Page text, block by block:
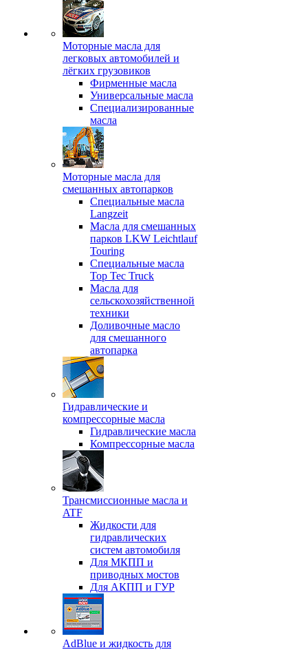
Моторные масла для
легковых автомобилей и
лёгких грузовиков
Фирменные масла
Универсальные масла
Специализированные
масла
Моторные масла для
смешанных автопарков
Специальные масла
Langzeit
Масла для смешанных
парков LKW Leichtlauf
Touring
Специальные масла
Top Tec Truck
Масла для
сельскохозяйственной
техники
Доливочные масло
для смешанного
автопарка
Гидравлические и
компрессорные масла
Гидравлические масла
Компрессорные масла
Трансмиссионные масла и
ATF
Жидкости для
гидравлических
систем автомобиля
Для МКПП и
приводных мостов
Для АКПП и ГУР
AdBlue и жидкость для